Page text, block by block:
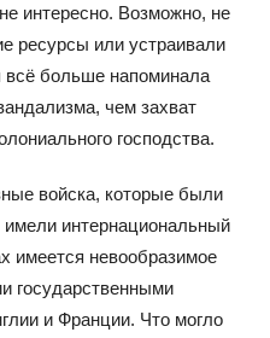
интересно. Возможно, не
ресурсы или устраивали
больше напоминала
чем захват
господства.
войска, которые были
интернациональный
имеется невообразимое
государственными
и Франции. Что могло